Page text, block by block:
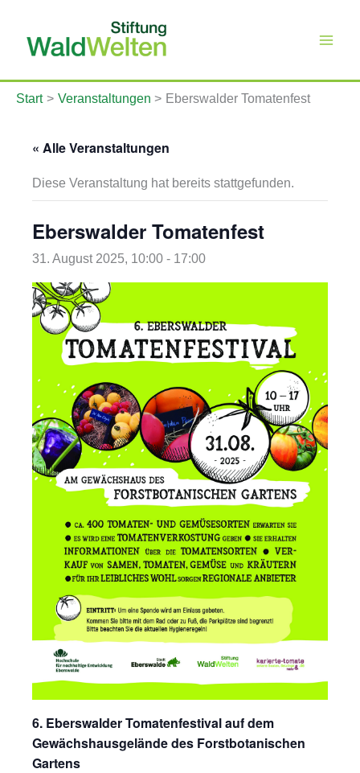
springen
Start Veranstaltungen Eberswalder Tomatenfest
« Alle Veranstaltungen
Diese Veranstaltung hat bereits stattgefunden.
Eberswalder Tomatenfest
31. August 2025, 10:00 - 17:00
6. Eberswalder Tomatenfestival auf dem
Gewächshausgelände des Forstbotanischen
Gartens